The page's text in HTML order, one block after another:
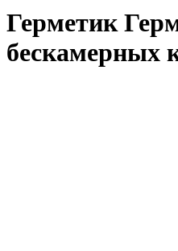
Герметик
бескамерных